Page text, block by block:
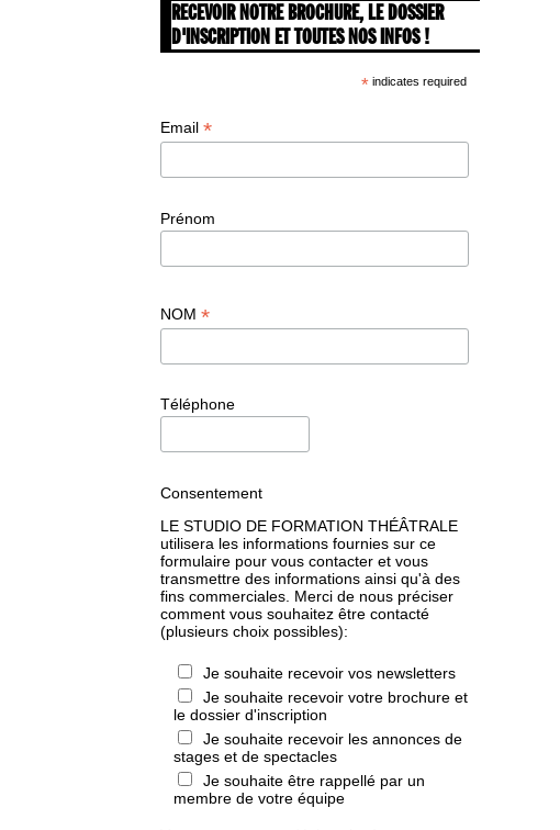
RECEVOIR NOTRE BROCHURE, LE DOSSIER
D'INSCRIPTION ET TOUTES NOS INFOS !
* indicates required
Email *
Prénom
NOM *
Téléphone
Consentement
LE STUDIO DE FORMATION THÉÂTRALE
utilisera les informations fournies sur ce
formulaire pour vous contacter et vous
transmettre des informations ainsi qu'à des
fins commerciales. Merci de nous préciser
comment vous souhaitez être contacté
(plusieurs choix possibles):
Je souhaite recevoir vos newsletters
Je souhaite recevoir votre brochure et
le dossier d'inscription
Je souhaite recevoir les annonces de
stages et de spectacles
Je souhaite être rappellé par un
membre de votre équipe